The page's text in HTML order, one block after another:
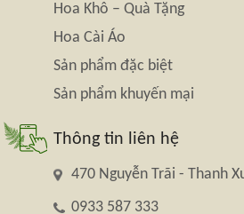
Hoa Khô – Quà Tặng
Hoa Cài Áo
Sản phẩm đặc biệt
Sản phẩm khuyến mại
Thông tin liên hệ
470 Nguyễn Trãi - Thanh
0933 587 333